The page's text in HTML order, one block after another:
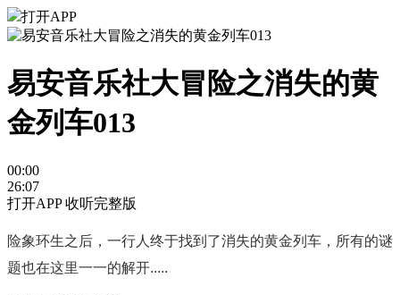
打开APP
易安音乐社大冒险之消失的黄
金列车013
00:00
26:07
打开APP 收听完整版
险象环生之后，一行人终于找到了消失的黄金列车，所有的谜
题也在这里一一的解开.....